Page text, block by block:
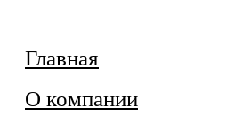
Главная
О компании